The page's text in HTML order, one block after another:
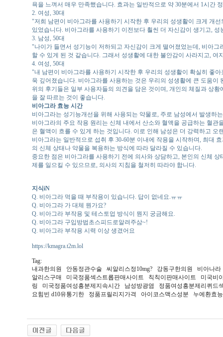
욕을 느껴서 매우 만족했습니다. 효과는 일반적으로 약 30분에서 1시간
2. 여성, 30대
"저희 남편이 비아그라를 사용하기 시작한 후 우리의 성생활이 크게 개
있었습니다. 비아그라를 사용하기 이전보다 훨씬 더 자신감이 생기고,
3. 남성, 50대
"나이가 들면서 성기능이 저하되고 자신감이 크게 떨어졌었는데, 비아
할 수 있게 된 것 같습니다. 그래서 성생활에 대한 불안감이 사라지고, 여
4. 여성, 50대
"내 남편이 비아그라를 사용하기 시작한 후 우리의 성생활이 확실히 좋
욱 깊어졌습니다. 비아그라를 사용하는 것은 우리의 성생활에 큰 도움이
위의 후기들은 일부 사용자들의 의견을 담은 것이며, 개인의 체질과 상
을 잘 따르는 것이 좋습니다.
비아그라 효능 시간
비아그라는 성기능개선을 위해 사용되는 약물로, 주로 남성에서 발생하
비아그라의 주요 작용 원리는 신체 내에서 산소와 혈액을 공급하는 혈
은 혈액이 흐를 수 있게 하는 것입니다. 이로 인해 남성은 더 강력하고
비아그라는 일반적으로 섭취 후 30-60분 이내에 작용을 시작하며, 최대
의 신체 상태나 약물을 복용하는 방식에 따라 달라질 수 있습니다.
중요한 점은 비아그라를 사용하기 전에 의사와 상담하고, 본인의 신체
제를 일으킬 수 있으므로, 의사의 지침을 철저히 따라야 합니다.
지식iN
Q. 비아그라 먹을 때 부작용이 있습니다. 답이 없네요.ㅠㅠ
Q. 비아그라 가 대체 뭔가요?
Q. 비아그라 부작용 및 테스토업 방식이 뭔지 궁금해요.
Q. 비아그라 구입방법초스피드로알려주삼~!
Q. 비아그라 부작용 시력 이상 생겼어요
https://kmagra.t2m.lol
Tag:
내과한의원 안동정관수술 씨­알리스정10mg? 강동구한의원 비아나
알리스구매 미국정품섹스트롭판매사이트 칙칙이판매사이트 미국
링 미국정품여성흥분제지속시간 남성방광염 정품여성흥분제리퀴
요힘빈 d10유통기한 정품프­릴리지가격 아이코스맥스성분 누에환